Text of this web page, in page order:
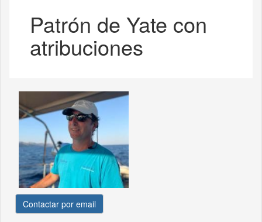
Patrón de Yate con
atribuciones
Contactar por email